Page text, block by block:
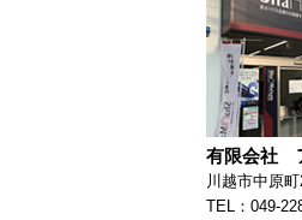
有限会社
川越市中原
TEL：049-